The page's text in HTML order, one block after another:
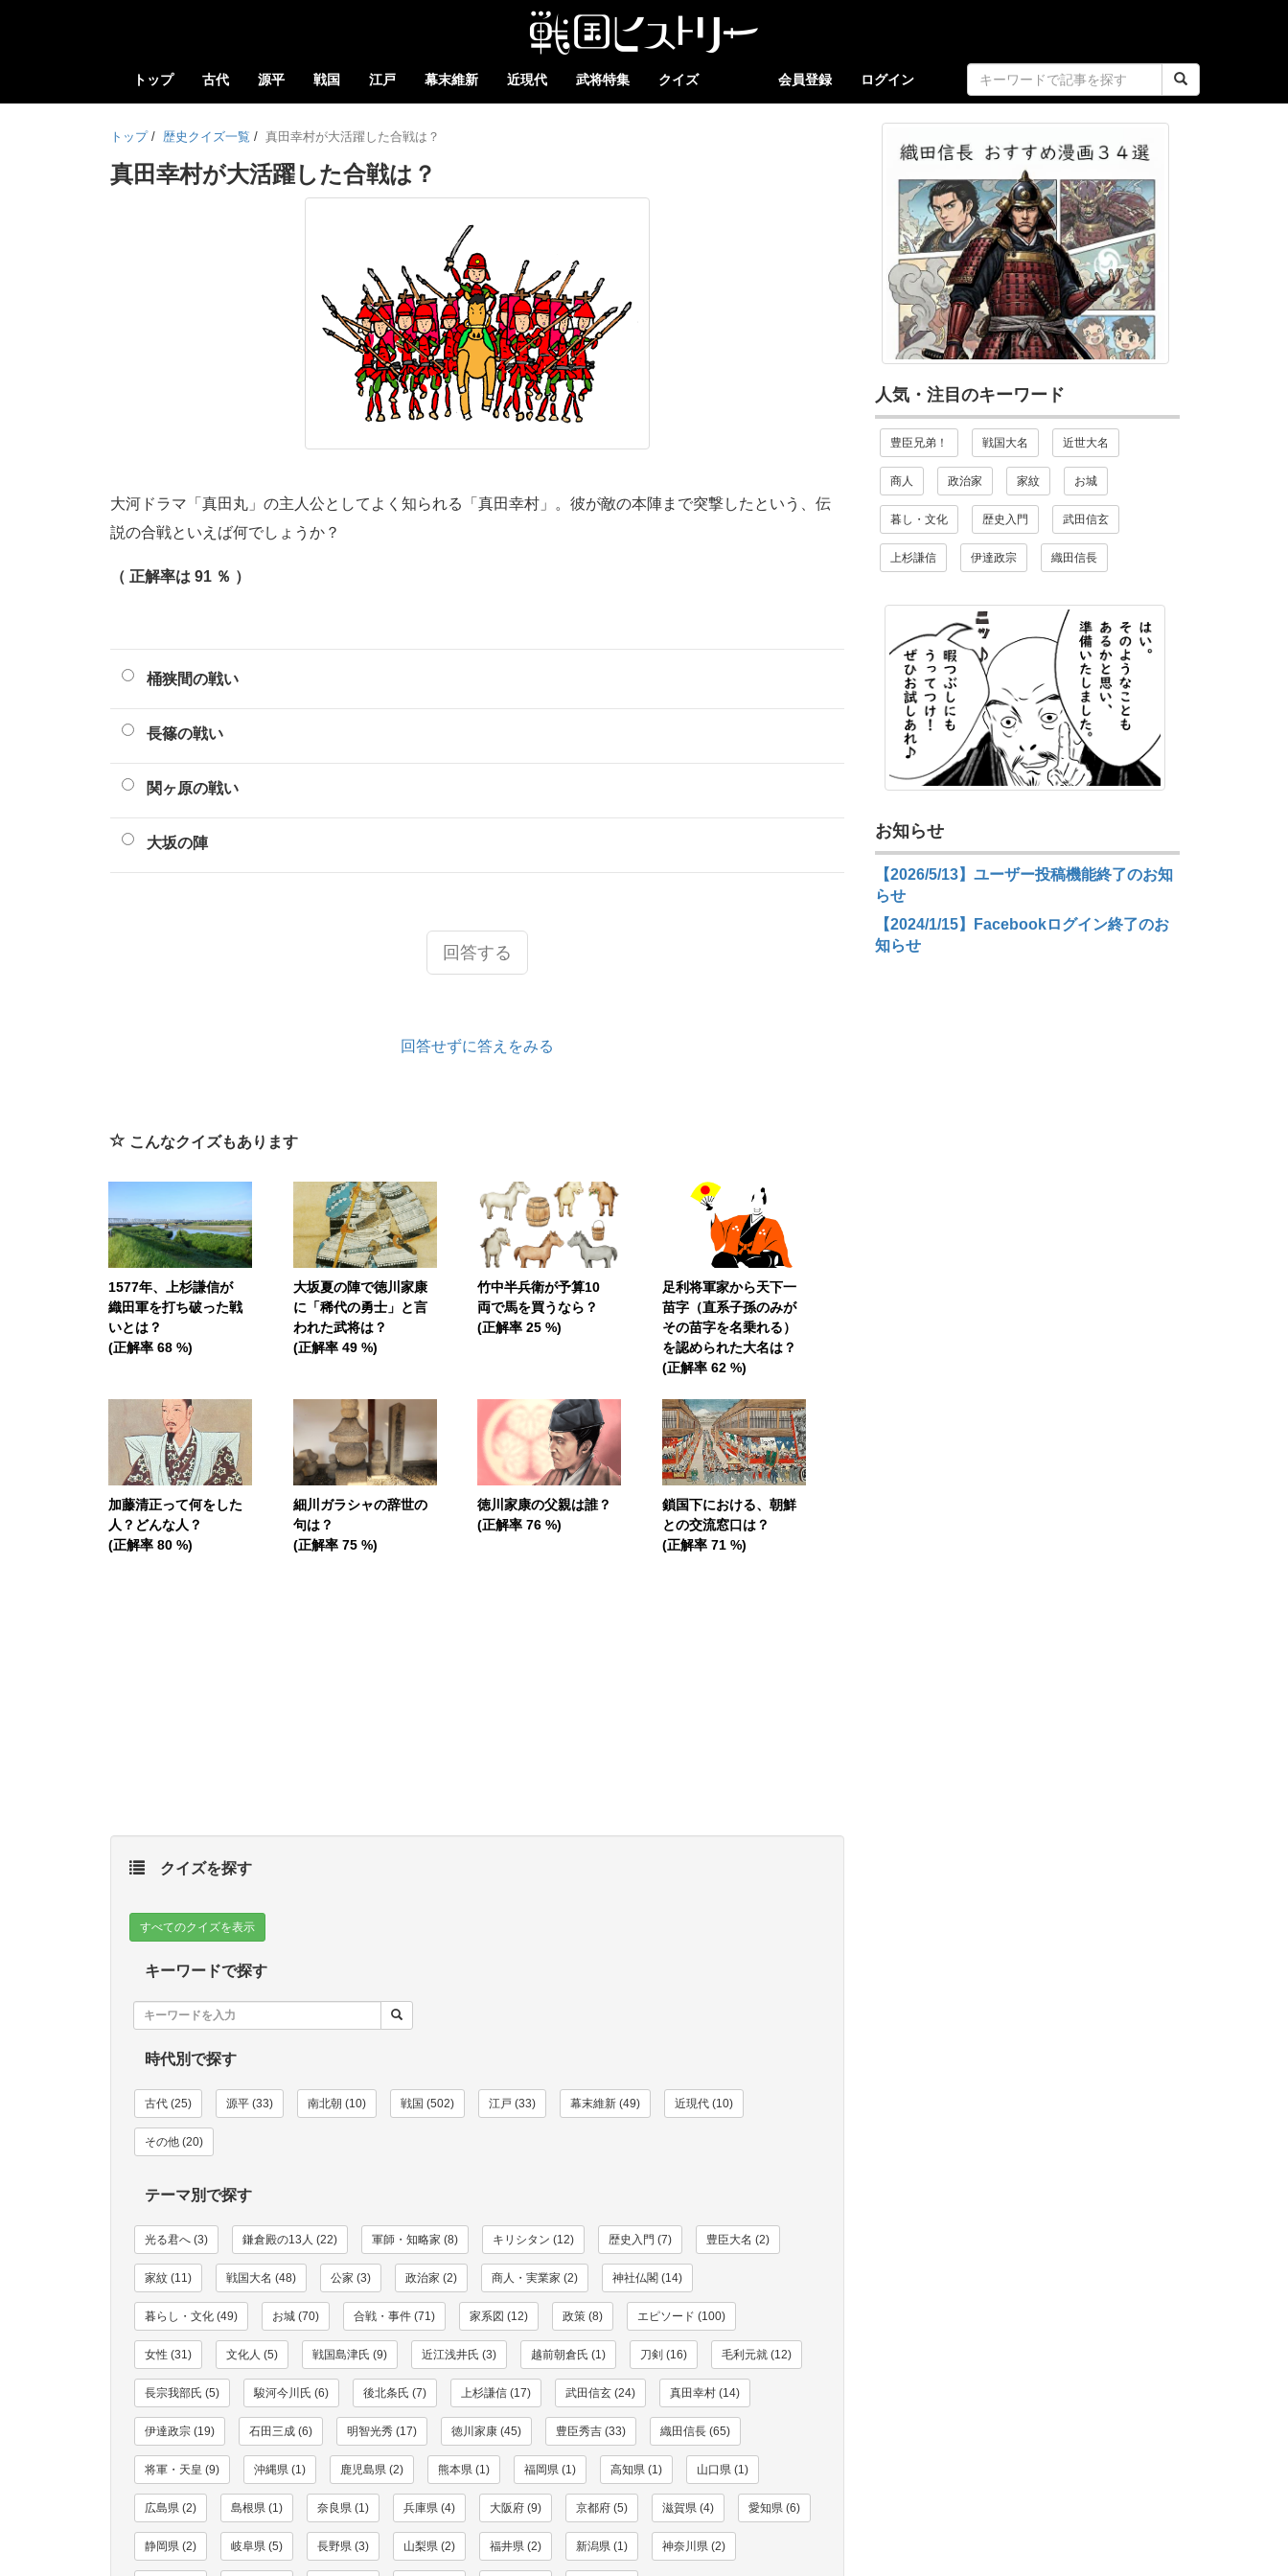
トップ 古代 源平 戦国 江戸 幕末維新 近現代 武将特集 クイズ 会員登録 ログイン
トップ / 歴史クイズ一覧 / 真田幸村が大活躍した合戦は？
真田幸村が大活躍した合戦は？
大河ドラマ「真田丸」の主人公としてよく知られる「真田幸村」。彼が敵の本陣まで突撃したという、伝
説の合戦といえば何でしょうか？
（ 正解率は 91 ％ ）
桶狭間の戦い
長篠の戦い
関ヶ原の戦い
大坂の陣
回答する
回答せずに答えをみる
こんなクイズもあります
1577年、上杉謙信が
織田軍を打ち破った戦
いとは？
(正解率 68 %)
大坂夏の陣で徳川家康
に「稀代の勇士」と言
われた武将は？
(正解率 49 %)
竹中半兵衛が予算10
両で馬を買うなら？
(正解率 25 %)
足利将軍家から天下一
苗字（直系子孫のみが
その苗字を名乗れる）
を認められた大名は？
(正解率 62 %)
加藤清正って何をした
人？どんな人？
(正解率 80 %)
細川ガラシャの辞世の
句は？
(正解率 75 %)
徳川家康の父親は誰？
(正解率 76 %)
鎖国下における、朝鮮
との交流窓口は？
(正解率 71 %)
クイズを探す
すべてのクイズを表示
キーワードで探す
時代別で探す
古代 (25) 源平 (33) 南北朝 (10) 戦国 (502) 江戸 (33) 幕末維新 (49) 近現代 (10)
その他 (20)
テーマ別で探す
光る君へ (3) 鎌倉殿の13人 (22) 軍師・知略家 (8) キリシタン (12) 歴史入門 (7) 豊臣大名 (2)
家紋 (11) 戦国大名 (48) 公家 (3) 政治家 (2) 商人・実業家 (2) 神社仏閣 (14)
暮らし・文化 (49) お城 (70) 合戦・事件 (71) 家系図 (12) 政策 (8) エピソード (100)
女性 (31) 文化人 (5) 戦国島津氏 (9) 近江浅井氏 (3) 越前朝倉氏 (1) 刀剣 (16) 毛利元就 (12)
長宗我部氏 (5) 駿河今川氏 (6) 後北条氏 (7) 上杉謙信 (17) 武田信玄 (24) 真田幸村 (14)
伊達政宗 (19) 石田三成 (6) 明智光秀 (17) 徳川家康 (45) 豊臣秀吉 (33) 織田信長 (65)
将軍・天皇 (9) 沖縄県 (1) 鹿児島県 (2) 熊本県 (1) 福岡県 (1) 高知県 (1) 山口県 (1)
広島県 (2) 島根県 (1) 奈良県 (1) 兵庫県 (4) 大阪府 (9) 京都府 (5) 滋賀県 (4) 愛知県 (6)
静岡県 (2) 岐阜県 (5) 長野県 (3) 山梨県 (2) 福井県 (2) 新潟県 (1) 神奈川県 (2)
人気・注目のキーワード
豊臣兄弟！ 戦国大名 近世大名
商人 政治家 家紋 お城
暮し・文化 歴史入門 武田信玄
上杉謙信 伊達政宗 織田信長
お知らせ
【2026/5/13】ユーザー投稿機能終了のお知
らせ
【2024/1/15】Facebookログイン終了のお
知らせ